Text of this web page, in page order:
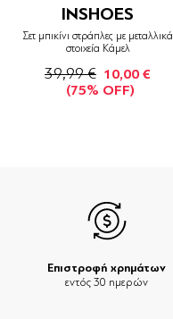
INSHOES
Σετ μπικίνι στράπλες με μεταλλικά
στοιχεία Κάμελ
39,99 € 10,00 €
(75% OFF)
Επιστροφή χρημάτων
εντός 30 ημερών